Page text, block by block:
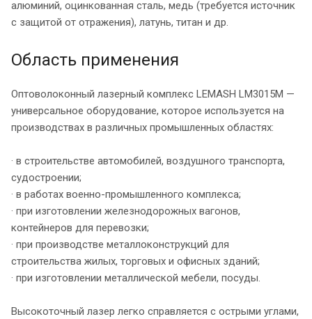
алюминий, оцинкованная сталь, медь (требуется источник
с защитой от отражения), латунь, титан и др.
Область применения
Оптоволоконный лазерный комплекс LEMASH LM3015M —
универсальное оборудование, которое используется на
производствах в различных промышленных областях:
· в строительстве автомобилей, воздушного транспорта,
судостроении;
· в работах военно-промышленного комплекса;
· при изготовлении железнодорожных вагонов,
контейнеров для перевозки;
· при производстве металлоконструкций для
строительства жилых, торговых и офисных зданий;
· при изготовлении металлической мебели, посуды.
Высокоточный лазер легко справляется с острыми углами,